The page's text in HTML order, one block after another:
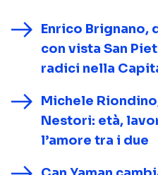
Enrico Brignano,
con vista San
radici nella
Michele
Nestori: età,
l’amore tra i due